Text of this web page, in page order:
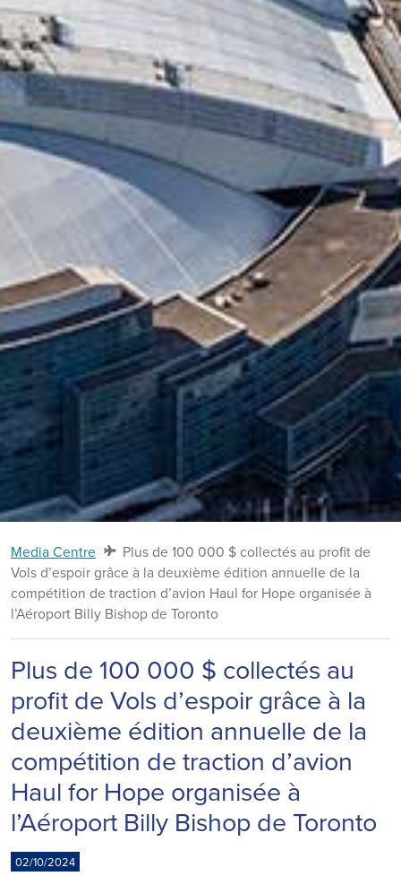
Media Centre
Plus de 100 000 $ collectés au profit de
Vols d’espoir grâce à la deuxième édition annuelle de la
compétition de traction d’avion Haul for Hope organisée à
l’Aéroport Billy Bishop de Toronto
Plus de 100 000 $ collectés au
profit de Vols d’espoir grâce à la
deuxième édition annuelle de la
compétition de traction d’avion
Haul for Hope organisée à
l’Aéroport Billy Bishop de Toronto
02/10/2024